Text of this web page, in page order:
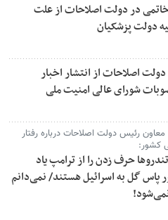
در دولت اصلاحات از علت
دولت پزشکیان
اصلاحات از انتشار اخبار
شورای عالی امنیت ملی
معاون رئیس دولت اصلاحات درباره رفتار
کشور:
حرف زدن را از ترامپ یاد
پاس گل به اسرائیل هستند/ نمی‌دانم